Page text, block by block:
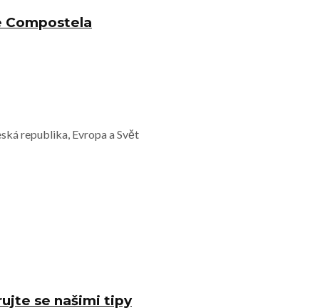
Compostela
republika, Evropa a Svět
se našimi tipy